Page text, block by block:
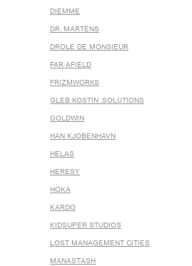
DIEMME
DR. MARTENS
DROLE DE MONSIEUR
FAR AFIELD
FRIZMWORKS
GLEB KOSTIN .SOLUTIONS
GOLDWIN
HAN KJOBENHAVN
HELAS
HERESY
HOKA
KARDO
KIDSUPER STUDIOS
LOST MANAGEMENT CITIES
MANASTASH